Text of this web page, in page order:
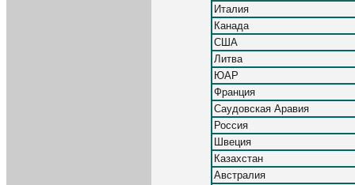
Италия
Канада
США
Литва
ЮАР
Франция
Саудовская Аравия
Россия
Швеция
Казахстан
Австралия